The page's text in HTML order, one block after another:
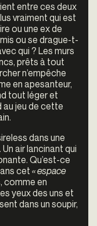
entre ces deux
vraiment qui est
ou une ex de
ou se drague-t-
qui ? Les murs
prêts à tout
n’empêche
en apesanteur,
tout léger et
au jeu de cette
dans une
air lancinant qui
Qu’est-ce
cet « espace
comme en
yeux des uns et
dans un soupir,